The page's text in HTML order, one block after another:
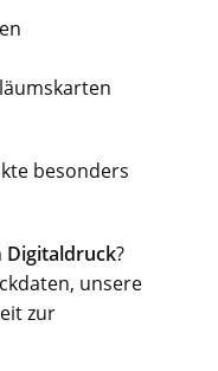
besonders
Digitaldruck?
unsere
zur